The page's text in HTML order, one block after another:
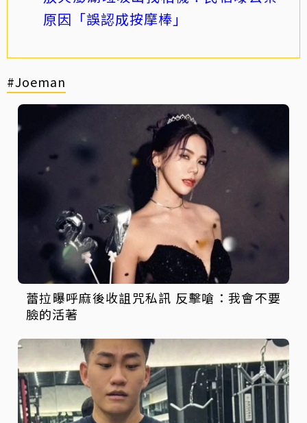
原因「誤認成按摩棒」
#Joeman
蕾拉曝呼麻後收詛咒私訊 反擊嗆：我會不要
臉的活著